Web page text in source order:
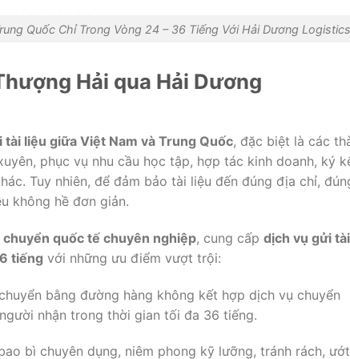
Quốc Chỉ Trong Vòng 24 – 36 Tiếng Với Hải Dương Logistics
Hải qua Hải Dương
tài liệu giữa Việt Nam và Trung Quốc, đặc biệt là các
phục vụ nhu cầu học tập, hợp tác kinh doanh, ký
Tuy nhiên, để đảm bảo tài liệu đến đúng địa chỉ,
không hề đơn giản.
chuyển quốc tế chuyên nghiệp, cung cấp dịch vụ gửi tài
tiếng với những ưu điểm vượt trội:
chuyển bằng đường hàng không kết hợp dịch vụ chuyển
người nhận trong thời gian tối đa 36 tiếng.
bì chuyên dụng, niêm phong kỹ lưỡng, tránh rách, ướt